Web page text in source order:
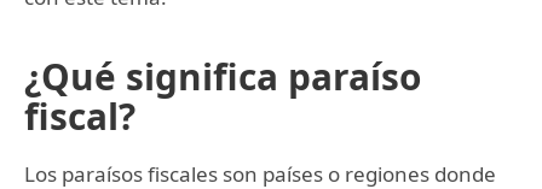
¿Qué significa paraíso
fiscal?
Los paraísos fiscales son países o regiones donde